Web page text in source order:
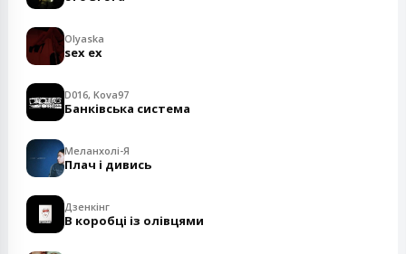
Olyaska
sex ex
D016, Kova97
Банківська система
Меланхолі-Я
Плач і дивись
Дзенкінг
В коробці із олівцями